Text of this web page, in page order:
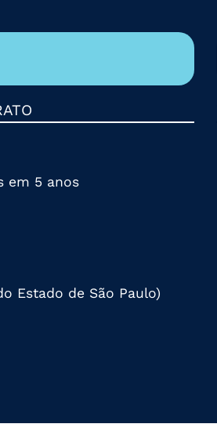
em 5 anos
Estado de São Paulo)